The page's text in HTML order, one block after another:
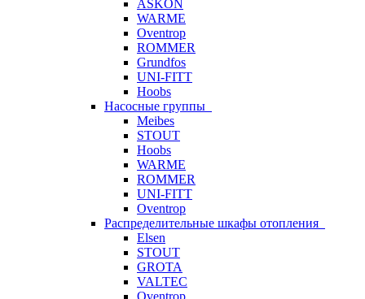
ASKON
WARME
Oventrop
ROMMER
Grundfos
UNI-FITT
Hoobs
Насосные группы
Meibes
STOUT
Hoobs
WARME
ROMMER
UNI-FITT
Oventrop
Распределительные шкафы отопления
Elsen
STOUT
GROTA
VALTEC
Oventrop